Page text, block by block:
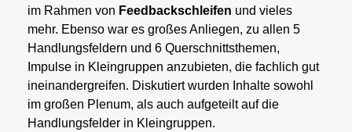
im Rahmen von Feedbackschleifen und vieles
mehr. Ebenso war es großes Anliegen, zu allen 5
Handlungsfeldern und 6 Querschnittsthemen,
Impulse in Kleingruppen anzubieten, die fachlich gut
ineinandergreifen. Diskutiert wurden Inhalte sowohl
im großen Plenum, als auch aufgeteilt auf die
Handlungsfelder in Kleingruppen.